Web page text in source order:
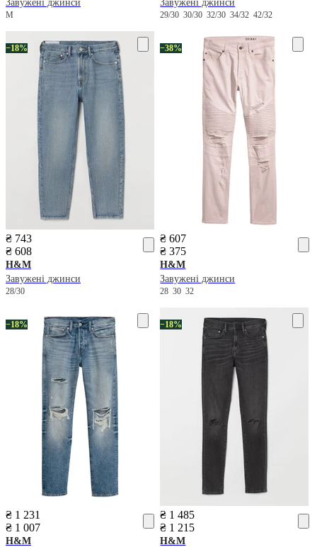
Завужені джинси
M
Завужені джинси
29/3030/3032/3034/3242/32
−18%
₴ 743
₴ 608
H&M
Завужені джинси
28/30
−38%
₴ 607
₴ 375
H&M
Завужені джинси
283032
−18%
₴ 1 231
₴ 1 007
H&M
−18%
₴ 1 485
₴ 1 215
H&M